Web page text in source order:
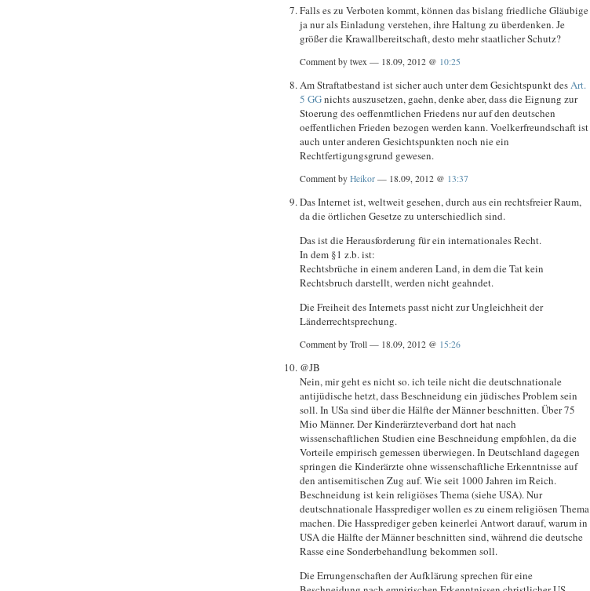
Falls es zu Verboten kommt, können das bislang friedliche Gläubige
ja nur als Einladung verstehen, ihre Haltung zu überdenken. Je
größer die Krawallbereitschaft, desto mehr staatlicher Schutz?
Comment by twex — 18.09, 2012 @ 10:25
Am Straftatbestand ist sicher auch unter dem Gesichtspunkt desArt.
5 GGnichts auszusetzen, gaehn, denke aber, dass die Eignung zur
Stoerung des oeffenmtlichen Friedens nur auf den deutschen
oeffentlichen Frieden bezogen werden kann. Voelkerfreundschaft ist
auch unter anderen Gesichtspunkten noch nie ein
Rechtfertigungsgrund gewesen.
Comment by Heikor — 18.09, 2012 @ 13:37
Das Internet ist, weltweit gesehen, durch aus ein rechtsfreier Raum,
da die örtlichen Gesetze zu unterschiedlich sind.
Das ist die Herausforderung für ein internationales Recht.
In dem §1 z.b. ist:
Rechtsbrüche in einem anderen Land, in dem die Tat kein
Rechtsbruch darstellt, werden nicht geahndet.
Die Freiheit des Internets passt nicht zur Ungleichheit der
Länderrechtsprechung.
Comment by Troll — 18.09, 2012 @ 15:26
@JB
Nein, mir geht es nicht so. ich teile nicht die deutschnationale
antijüdische hetzt, dass Beschneidung ein jüdisches Problem sein
soll. In USa sind über die Hälfte der Männer beschnitten. Über 75
Mio Männer. Der Kinderärzteverband dort hat nach
wissenschaftlichen Studien eine Beschneidung empfohlen, da die
Vorteile empirisch gemessen überwiegen. In Deutschland dagegen
springen die Kinderärzte ohne wissenschaftliche Erkenntnisse auf
den antisemitischen Zug auf. Wie seit 1000 Jahren im Reich.
Beschneidung ist kein religiöses Thema (siehe USA). Nur
deutschnationale Hassprediger wollen es zu einem religiösen Thema
machen. Die Hassprediger geben keinerlei Antwort darauf, warum in
USA die Hälfte der Männer beschnitten sind, während die deutsche
Rasse eine Sonderbehandlung bekommen soll.
Die Errungenschaften der Aufklärung sprechen für eine